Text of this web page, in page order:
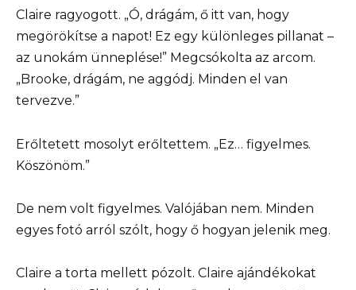
Claire ragyogott. „Ó, drágám, ő itt van, hogy
megörökítse a napot! Ez egy különleges pillanat –
az unokám ünneplése!” Megcsókolta az arcom.
„Brooke, drágám, ne aggódj. Minden el van
tervezve.”
Erőltetett mosolyt erőltettem. „Ez… figyelmes.
Köszönöm.”
De nem volt figyelmes. Valójában nem. Minden
egyes fotó arról szólt, hogy ő hogyan jelenik meg.
Claire a torta mellett pózolt. Claire ajándékokat